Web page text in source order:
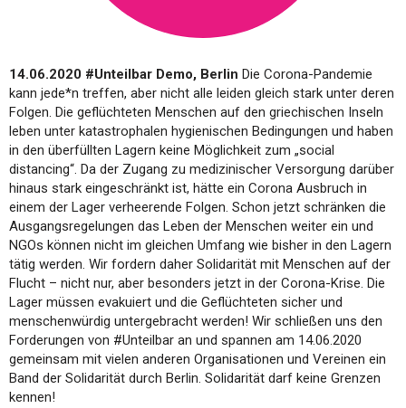
14.06.2020 #Unteilbar Demo, Berlin Die Corona-Pandemie
kann jede*n treffen, aber nicht alle leiden gleich stark unter deren
Folgen. Die geflüchteten Menschen auf den griechischen Inseln
leben unter katastrophalen hygienischen Bedingungen und haben
in den überfüllten Lagern keine Möglichkeit zum „social
distancing“. Da der Zugang zu medizinischer Versorgung darüber
hinaus stark eingeschränkt ist, hätte ein Corona Ausbruch in
einem der Lager verheerende Folgen. Schon jetzt schränken die
Ausgangsregelungen das Leben der Menschen weiter ein und
NGOs können nicht im gleichen Umfang wie bisher in den Lagern
tätig werden. Wir fordern daher Solidarität mit Menschen auf der
Flucht – nicht nur, aber besonders jetzt in der Corona-Krise. Die
Lager müssen evakuiert und die Geflüchteten sicher und
menschenwürdig untergebracht werden! Wir schließen uns den
Forderungen von #Unteilbar an und spannen am 14.06.2020
gemeinsam mit vielen anderen Organisationen und Vereinen ein
Band der Solidarität durch Berlin. Solidarität darf keine Grenzen
kennen!